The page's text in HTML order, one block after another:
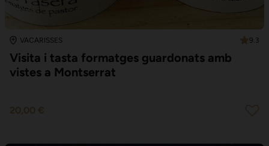
VACARISSES 9.3
Visita i tasta formatges guardonats amb
vistes a Montserrat